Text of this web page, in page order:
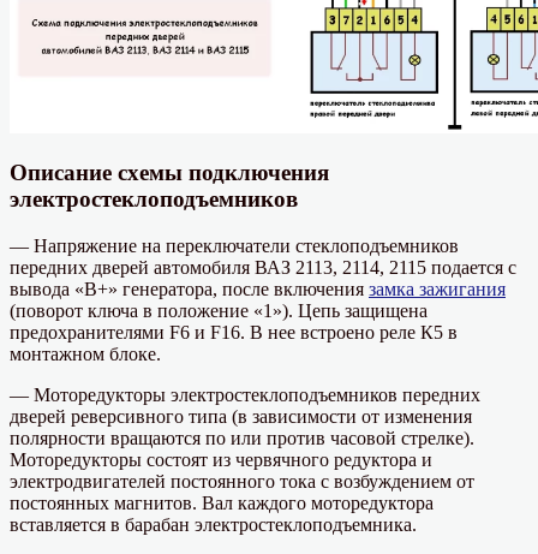
Описание схемы подключения
электростеклоподъемников
— Напряжение на переключатели стеклоподъемников
передних дверей автомобиля ВАЗ 2113, 2114, 2115 подается с
вывода «В+» генератора, после включения замка зажигания
(поворот ключа в положение «1»). Цепь защищена
предохранителями F6 и F16. В нее встроено реле К5 в
монтажном блоке.
— Моторедукторы электростеклоподъемников передних
дверей реверсивного типа (в зависимости от изменения
полярности вращаются по или против часовой стрелке).
Моторедукторы состоят из червячного редуктора и
электродвигателей постоянного тока с возбуждением от
постоянных магнитов. Вал каждого моторедуктора
вставляется в барабан электростеклоподъемника.